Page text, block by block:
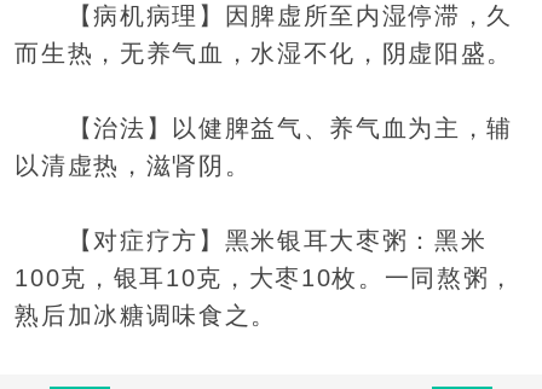
【病机病理】因脾虚所至内湿停滞，久
而生热，无养气血，水湿不化，阴虚阳盛。
【治法】以健脾益气、养气血为主，辅
以清虚热，滋肾阴。
【对症疗方】黑米银耳大枣粥：黑米
100克，银耳10克，大枣10枚。一同熬粥，
熟后加冰糖调味食之。